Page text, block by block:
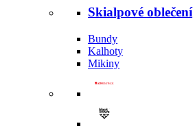
Skialpové oblečení
Bundy
Kalhoty
Mikiny